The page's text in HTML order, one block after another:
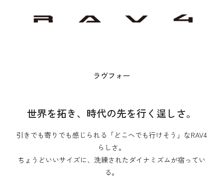
ラヴフォー
世界を拓き、時代の先を行く逞しさ。
引きでも寄りでも感じられる「どこへでも行けそう」なRAV4
らしさ。
ちょうどいいサイズに、洗練されたダイナミズムが宿ってい
る。